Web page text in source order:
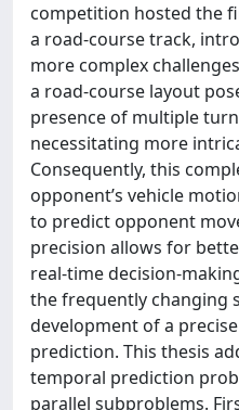
competition hosted the
a road-course track,
more complex
a road-course layout
presence of multiple
necessitating more
Consequently, this
opponent’s vehicle
to predict opponent
precision allows for
real-time decision-
the frequently changing
development of a
prediction. This thesis
temporal prediction
parallel subproblems.